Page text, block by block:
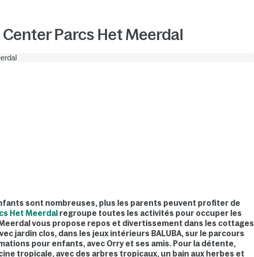
Parcs Het Meerdal
sont nombreuses, plus les parents peuvent profiter de
Het Meerdal regroupe toutes les activités pour occuper les
vous propose repos et divertissement dans les cottages
jardin clos, dans les jeux intérieurs BALUBA, sur le parcours
pour enfants, avec Orry et ses amis. Pour la détente,
tropicale, avec des arbres tropicaux, un bain aux herbes et